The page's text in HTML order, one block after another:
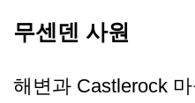
무센덴 사원
해변과 Castlerock